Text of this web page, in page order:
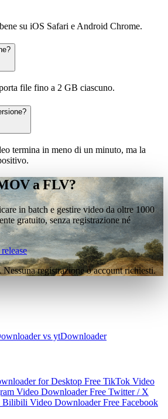
su iOS Safari e Android Chrome.
file fino a 2 GB ciascuno.
termina in meno di un minuto, ma la
a FLV?
in batch e gestire video da oltre 1000
gratuito, senza registrazione né
registrazione o account richiesti.
vs ytDownloader
for Desktop Free TikTok Video
Video DownloaderFree Twitter / X
Bilibili Video DownloaderFree Facebook